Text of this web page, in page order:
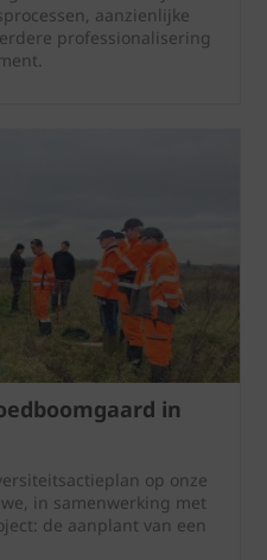
aanzienlijke
professionalisering
in
op onze
in samenwerking met
de aanplant van een